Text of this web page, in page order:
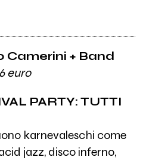
Camerini + Band
euro
PARTY: TUTTI
karnevaleschi come
jazz, disco inferno,